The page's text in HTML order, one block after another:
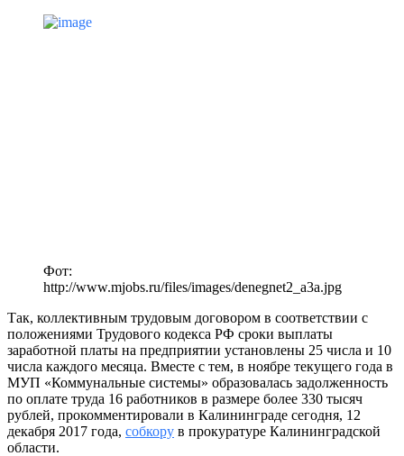
Фот:
http://www.mjobs.ru/files/images/denegnet2_a3a.jpg
Так, коллективным трудовым договором в соответствии с
положениями Трудового кодекса РФ сроки выплаты
заработной платы на предприятии установлены 25 числа и 10
числа каждого месяца. Вместе с тем, в ноябре текущего года в
МУП «Коммунальные системы» образовалась задолженность
по оплате труда 16 работников в размере более 330 тысяч
рублей, прокомментировали в Калининграде сегодня, 12
декабря 2017 года, собкору в прокуратуре Калининградской
области.